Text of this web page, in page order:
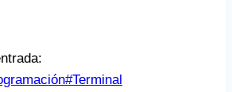
#Terminal